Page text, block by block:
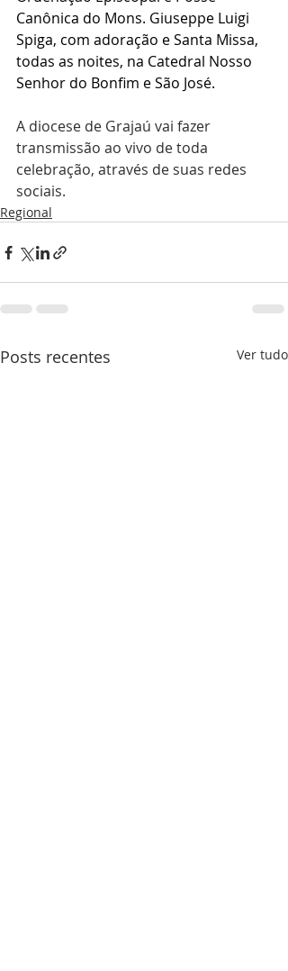
Canônica do Mons. Giuseppe Luigi
Spiga, com adoração e Santa Missa,
todas as noites, na Catedral Nosso
Senhor do Bonfim e São José.
A diocese de Grajaú vai fazer
transmissão ao vivo de toda
celebração, através de suas redes
sociais.
Regional
Posts recentes Ver tudo